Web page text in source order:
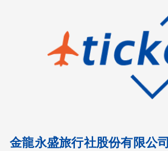
金龍永盛旅行社股份有限公司